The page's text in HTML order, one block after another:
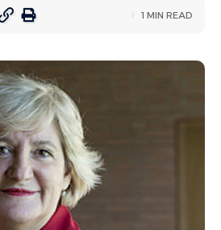
1 MIN READ